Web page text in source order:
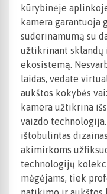
kūrybinėje
kamera garantuoja
suderinamumą su
užtikrinant sklandų
ekosistemą.
laidas, vedate
aukštos kokybės
kamera užtikrina
vaizdo
ištobulintas
akimirkoms
technologijų
mėgėjams, tiek